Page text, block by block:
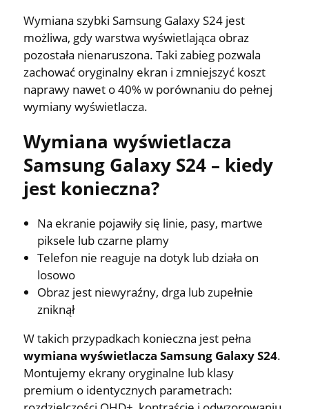
Wymiana szybki Samsung Galaxy S24 jest
możliwa, gdy warstwa wyświetlająca obraz
pozostała nienaruszona. Taki zabieg pozwala
zachować oryginalny ekran i zmniejszyć koszt
naprawy nawet o 40% w porównaniu do pełnej
wymiany wyświetlacza.
Wymiana wyświetlacza
Samsung Galaxy S24 – kiedy
jest konieczna?
Na ekranie pojawiły się linie, pasy, martwe
piksele lub czarne plamy
Telefon nie reaguje na dotyk lub działa on
losowo
Obraz jest niewyraźny, drga lub zupełnie
zniknął
W takich przypadkach konieczna jest pełna
wymiana wyświetlacza Samsung Galaxy S24.
Montujemy ekrany oryginalne lub klasy
premium o identycznych parametrach: